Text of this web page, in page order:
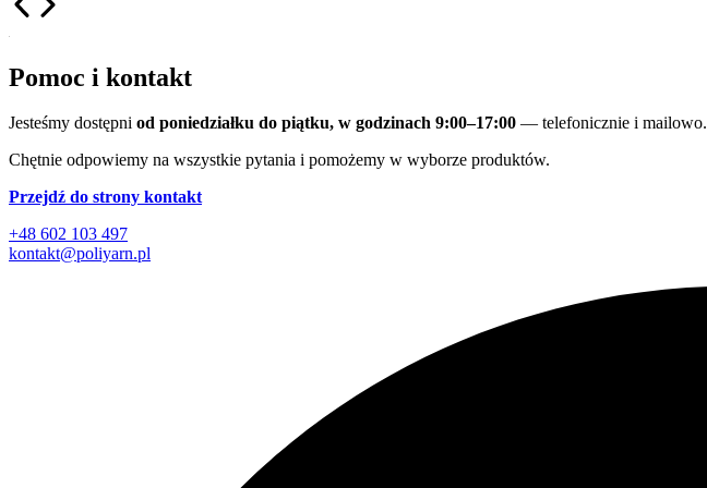
Pomoc i kontakt
Jesteśmy dostępni od poniedziałku do piątku, w godzinach 9:00–17:00 — telefonicznie i mailowo.
Chętnie odpowiemy na wszystkie pytania i pomożemy w wyborze produktów.
Przejdź do strony kontakt
+48 602 103 497
kontakt@poliyarn.pl